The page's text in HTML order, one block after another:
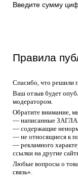
Введите сумму
Правила
Спасибо, что решили
Ваш отзыв будет
модератором.
Обратите внимание,
— написанные
— содержащие
— не относящиеся к
— рекламного
ссылки на другие
Любые вопросы о
связь».